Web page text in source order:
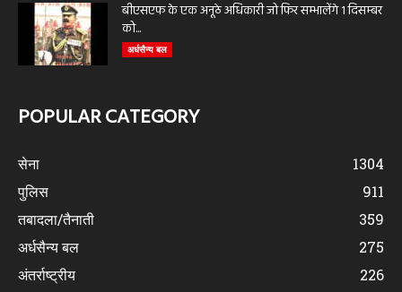
बीएसएफ के एक अनूठे अधिकारी जो फिर सम्भालेंगे 1 दिसम्बर
को...
अर्धसैन्य बल
POPULAR CATEGORY
सेना
1304
पुलिस
911
तबादला/तैनाती
359
अर्धसैन्य बल
275
अंतर्राष्ट्रीय
226